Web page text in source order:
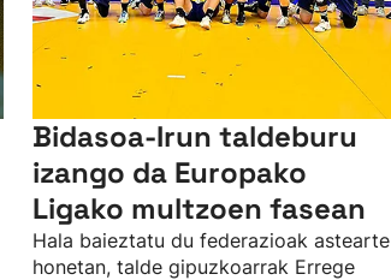
Bidasoa-Irun taldeburu
izango da Europako
Ligako multzoen fasean
Hala baieztatu du federazioak astearte
honetan, talde gipuzkoarrak Errege